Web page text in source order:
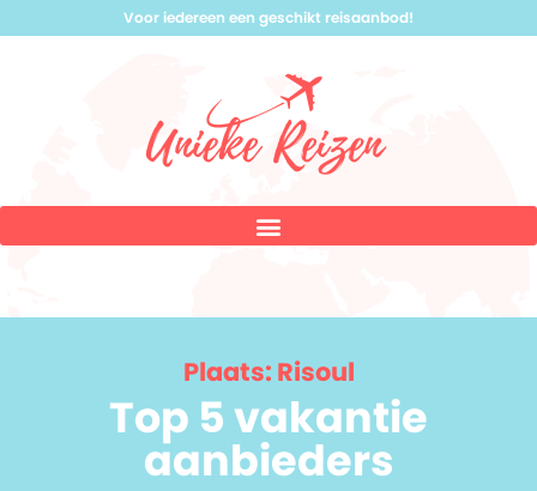
Voor iedereen een geschikt reisaanbod!
Plaats: Risoul
Top 5 vakantie
aanbieders